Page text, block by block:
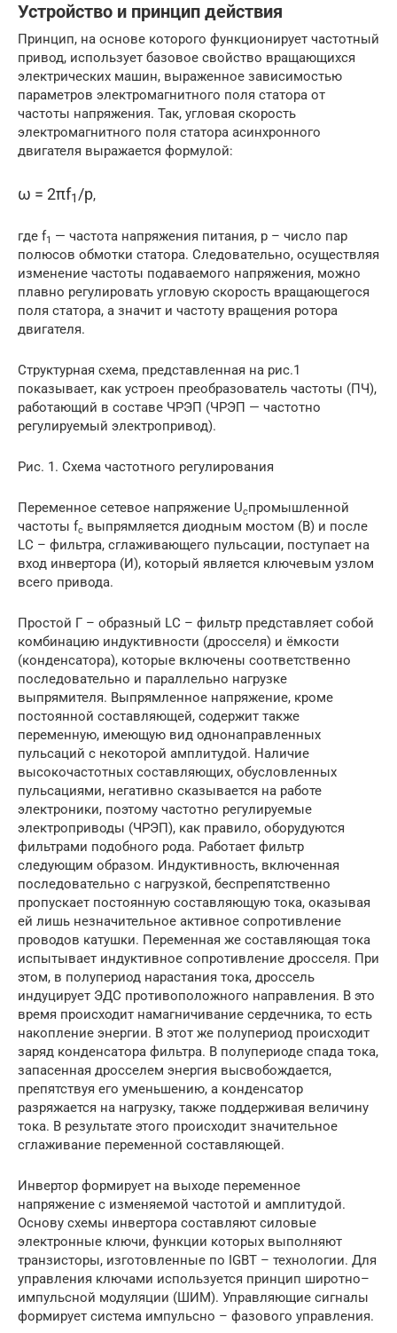
Устройство и принцип действия
Принцип, на основе которого функционирует частотный
привод, использует базовое свойство вращающихся
электрических машин, выраженное зависимостью
параметров электромагнитного поля статора от
частоты напряжения. Так, угловая скорость
электромагнитного поля статора асинхронного
двигателя выражается формулой:
ω = 2πf1 /р,
где f1 — частота напряжения питания, р – число пар
полюсов обмотки статора. Следовательно, осуществляя
изменение частоты подаваемого напряжения, можно
плавно регулировать угловую скорость вращающегося
поля статора, а значит и частоту вращения ротора
двигателя.
Структурная схема, представленная на рис.1
показывает, как устроен преобразователь частоты (ПЧ),
работающий в составе ЧРЭП (ЧРЭП — частотно
регулируемый электропривод).
Рис. 1. Схема частотного регулирования
Переменное сетевое напряжение Ucпромышленной
частоты fc выпрямляется диодным мостом (В) и после
LC – фильтра, сглаживающего пульсации, поступает на
вход инвертора (И), который является ключевым узлом
всего привода.
Простой Г – образный LC – фильтр представляет собой
комбинацию индуктивности (дросселя) и ёмкости
(конденсатора), которые включены соответственно
последовательно и параллельно нагрузке
выпрямителя. Выпрямленное напряжение, кроме
постоянной составляющей, содержит также
переменную, имеющую вид однонаправленных
пульсаций с некоторой амплитудой. Наличие
высокочастотных составляющих, обусловленных
пульсациями, негативно сказывается на работе
электроники, поэтому частотно регулируемые
электроприводы (ЧРЭП), как правило, оборудуются
фильтрами подобного рода. Работает фильтр
следующим образом. Индуктивность, включенная
последовательно с нагрузкой, беспрепятственно
пропускает постоянную составляющую тока, оказывая
ей лишь незначительное активное сопротивление
проводов катушки. Переменная же составляющая тока
испытывает индуктивное сопротивление дросселя. При
этом, в полупериод нарастания тока, дроссель
индуцирует ЭДС противоположного направления. В это
время происходит намагничивание сердечника, то есть
накопление энергии. В этот же полупериод происходит
заряд конденсатора фильтра. В полупериоде спада тока,
запасенная дросселем энергия высвобождается,
препятствуя его уменьшению, а конденсатор
разряжается на нагрузку, также поддерживая величину
тока. В результате этого происходит значительное
сглаживание переменной составляющей.
Инвертор формирует на выходе переменное
напряжение с изменяемой частотой и амплитудой.
Основу схемы инвертора составляют силовые
электронные ключи, функции которых выполняют
транзисторы, изготовленные по IGBT – технологии. Для
управления ключами используется принцип широтно–
импульсной модуляции (ШИМ). Управляющие сигналы
формирует система импульсно – фазового управления.